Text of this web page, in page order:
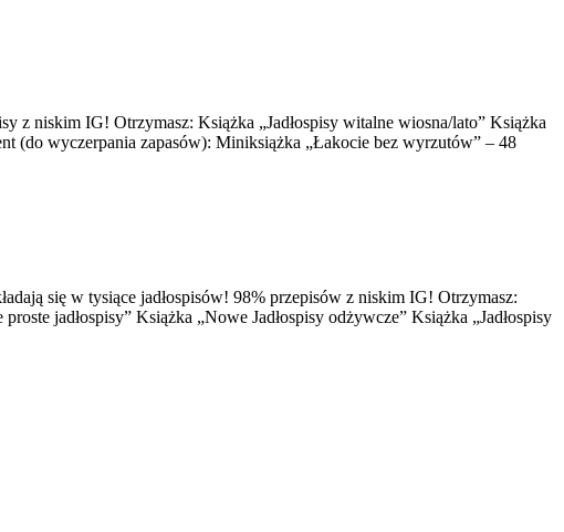
niskim IG! Otrzymasz: Książka „Jadłospisy witalne wiosna/lato” Książka
(do wyczerpania zapasów): Miniksiążka „Łakocie bez wyrzutów” – 48
się w tysiące jadłospisów! 98% przepisów z niskim IG! Otrzymasz:
jadłospisy” Książka „Nowe Jadłospisy odżywcze” Książka „Jadłospisy